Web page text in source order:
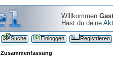
Willkommen Gast
Hast du deine
Suche Einloggen Registrieren
Zusammenfassung